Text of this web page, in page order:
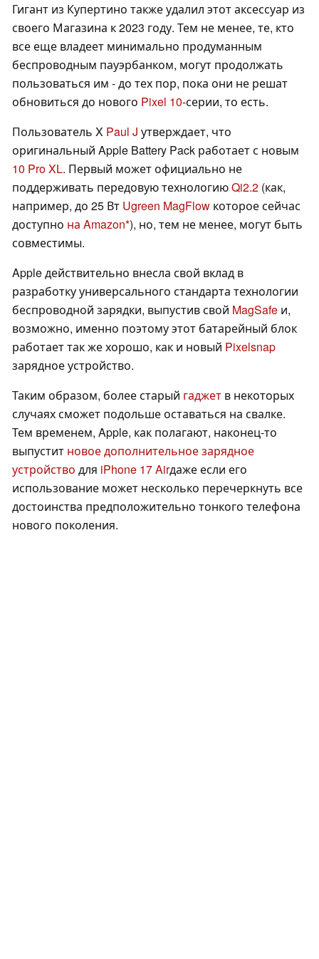
Гигант из Купертино также удалил этот аксессуар из
своего Магазина к 2023 году. Тем не менее, те, кто
все еще владеет минимально продуманным
беспроводным пауэрбанком, могут продолжать
пользоваться им - до тех пор, пока они не решат
обновиться до нового Pixel 10-серии, то есть.
Пользователь X Paul J утверждает, что
оригинальный Apple Battery Pack работает с новым
10 Pro XL. Первый может официально не
поддерживать передовую технологиюQi2.2 (как,
например, до 25 Вт Ugreen MagFlow которое сейчас
доступно на Amazon ), но, тем не менее, могут быть
совместимы.
Apple действительно внесла свой вклад в
разработку универсального стандарта технологии
беспроводной зарядки, выпустив свой MagSafe и,
возможно, именно поэтому этот батарейный блок
работает так же хорошо, как и новый Pixelsnap
зарядное устройство.
Таким образом, более старый гаджет в некоторых
случаях сможет подольше оставаться на свалке.
Тем временем, Apple, как полагают, наконец-то
выпустит новое дополнительное зарядное
устройство для iPhone 17 Airдаже если его
использование может несколько перечеркнуть все
достоинства предположительно тонкого телефона
нового поколения.